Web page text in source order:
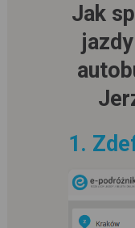
Jak
1.